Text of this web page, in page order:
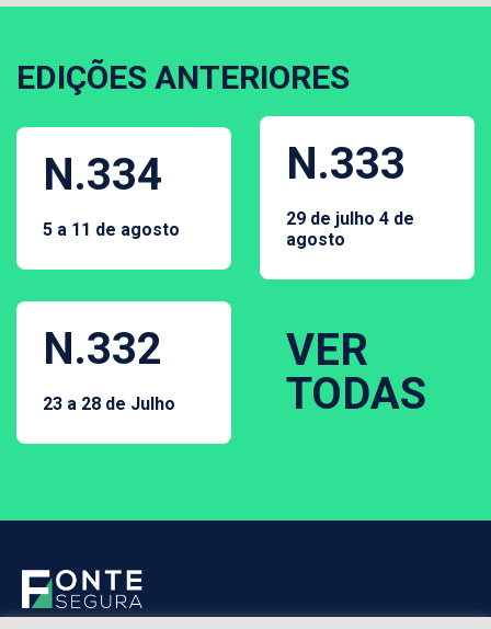
EDIÇÕES ANTERIORES
N.334
5 a 11 de agosto
N.333
29 de julho 4 de
agosto
N.332
23 a 28 de Julho
VER
TODAS